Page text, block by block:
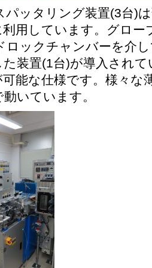
パッタリング装置(3台)
用しています。グロ
ロックチャンバーを介
た装置(1台)が導入され
能な仕様です。様々な
いています。